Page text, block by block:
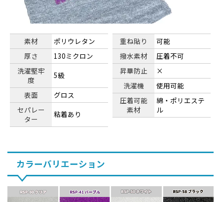
素材
ポリウレタン
厚さ
130ミクロン
洗濯堅牢
度
5級
表面
グロス
セパレー
ター
粘着あり
重ね貼り
可能
撥水素材
圧着不可
昇華防止
×
洗濯機
使用可能
圧着可能
素材
綿・ポリエステ
ル
カラーバリエーション